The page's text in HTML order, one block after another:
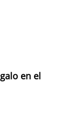
en el